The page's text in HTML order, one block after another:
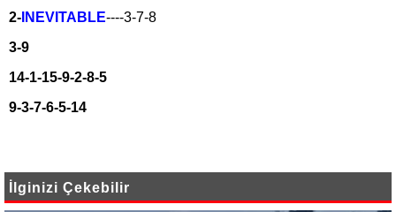
2- INEVITABLE----3-7-8
3-9
14-1-15-9-2-8-5
9-3-7-6-5-14
İlginizi Çekebilir